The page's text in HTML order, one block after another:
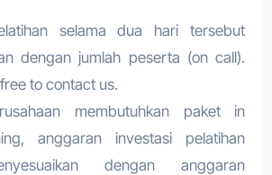
selama dua hari tersebut
dengan jumlah peserta (on call).
to contact us.
membutuhkan paket in
anggaran investasi pelatihan
dengan anggaran